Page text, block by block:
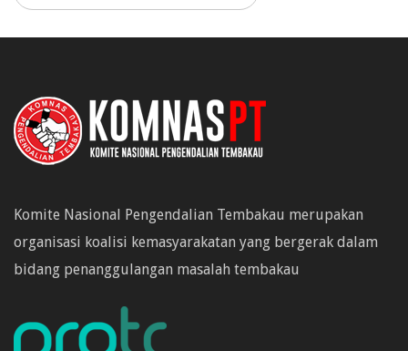
Komite Nasional Pengendalian Tembakau merupakan
organisasi koalisi kemasyarakatan yang bergerak dalam
bidang penanggulangan masalah tembakau